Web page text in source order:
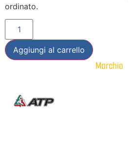
ordinato.
Aggiungi al carrello
Marchio